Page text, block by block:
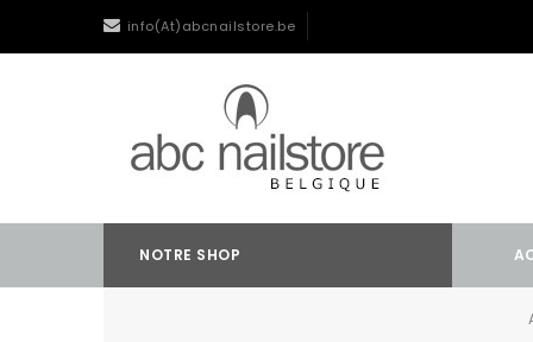
info(At)abcnailstore.be
NOTRE SHOP